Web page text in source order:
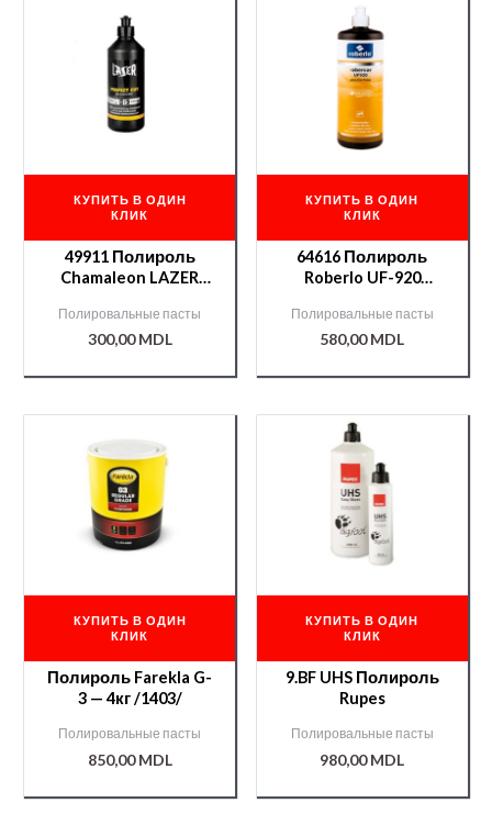
КУПИТЬ В ОДИН
КЛИК
49911 Полироль
Chamaleon LAZER
в одном) 0,5кг
Полировальные пасты
300,00MDL
КУПИТЬ В ОДИН
КЛИК
64616 Полироль
Roberlo UF-920
Полировальные пасты
580,00MDL
КУПИТЬ В ОДИН
КЛИК
Полироль Farekla G-
3 — 4кг /1403/
Полировальные пасты
850,00MDL
КУПИТЬ В ОДИН
КЛИК
9.BF UHS Полироль
Rupes
Полировальные пасты
980,00MDL